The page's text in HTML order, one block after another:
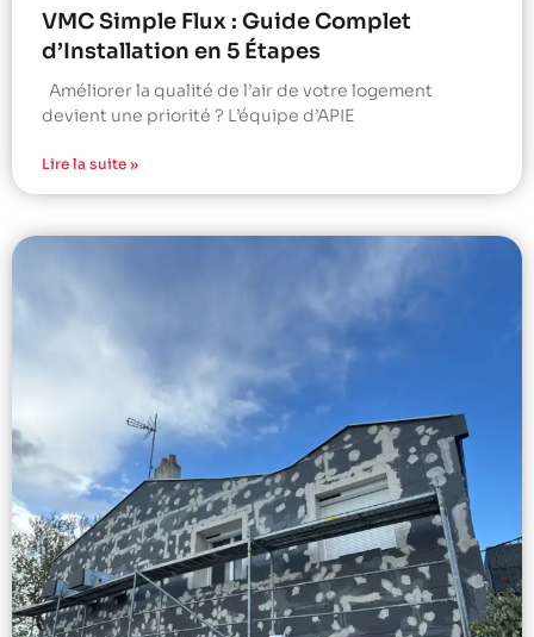
VMC Simple Flux : Guide Complet
d’Installation en 5 Étapes
Améliorer la qualité de l’air de votre logement
devient une priorité ? L’équipe d’APIE
Lire la suite »